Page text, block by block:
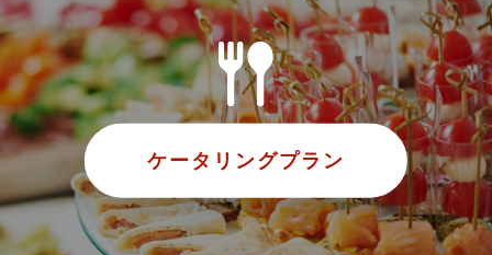
ケータリングプラン